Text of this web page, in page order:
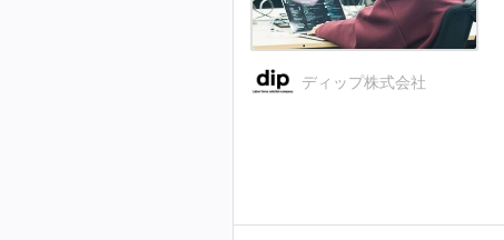
ディップ株式会社